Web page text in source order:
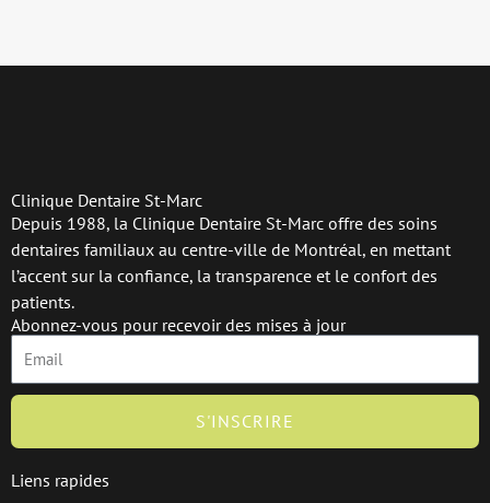
Clinique Dentaire St-Marc
Depuis 1988, la Clinique Dentaire St-Marc offre des soins
dentaires familiaux au centre-ville de Montréal, en mettant
l’accent sur la confiance, la transparence et le confort des
patients.
Abonnez-vous pour recevoir des mises à jour
S'INSCRIRE
Liens rapides